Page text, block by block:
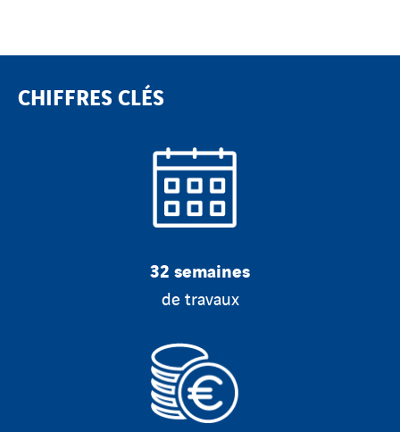
CHIFFRES CLÉS
32 semaines
de travaux